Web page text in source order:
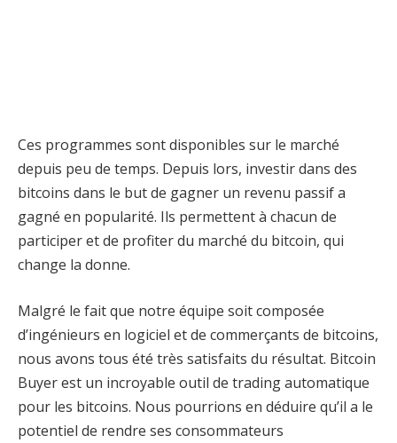
Ces programmes sont disponibles sur le marché
depuis peu de temps. Depuis lors, investir dans des
bitcoins dans le but de gagner un revenu passif a
gagné en popularité. Ils permettent à chacun de
participer et de profiter du marché du bitcoin, qui
change la donne.
Malgré le fait que notre équipe soit composée
d’ingénieurs en logiciel et de commerçants de bitcoins,
nous avons tous été très satisfaits du résultat. Bitcoin
Buyer est un incroyable outil de trading automatique
pour les bitcoins. Nous pourrions en déduire qu’il a le
potentiel de rendre ses consommateurs